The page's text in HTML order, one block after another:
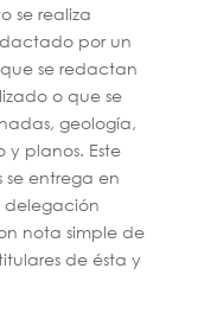
se realiza
por un
se redactan
o que se
geología,
planos. Este
se entrega en
delegación
nota simple de
de ésta y